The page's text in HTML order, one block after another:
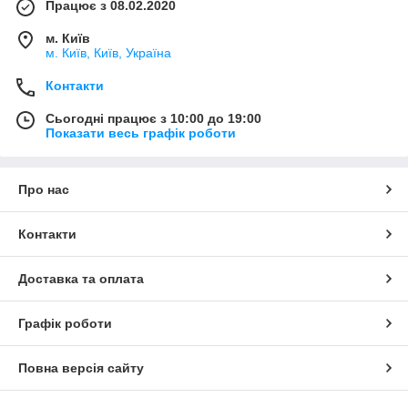
Працює з 08.02.2020
м. Київ
м. Київ, Київ, Україна
Контакти
Сьогодні працює з 10:00 до 19:00
Показати весь графік роботи
Про нас
Контакти
Доставка та оплата
Графік роботи
Повна версія сайту